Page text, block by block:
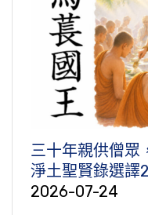
三十年親供僧眾
淨土聖賢錄選譯
2026-07-24